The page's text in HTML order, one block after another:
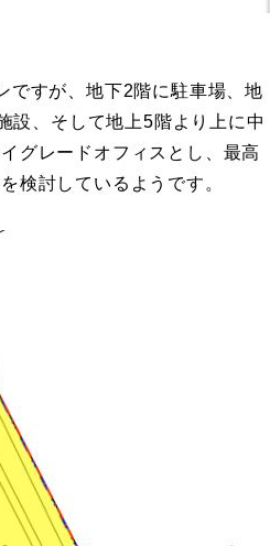
ですが、地下2階に駐車場、地
設、そして地上5階より上に中
グレードオフィスとし、最高
検討しているようです。